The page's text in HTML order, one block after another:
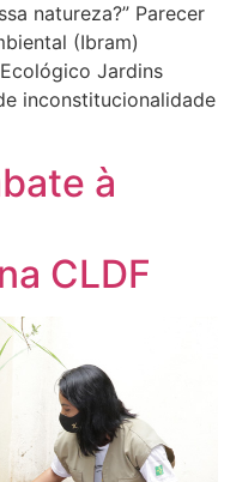
natureza?” Parecer
(Ibram)
Jardins
inconstitucionalidade
à
CLDF